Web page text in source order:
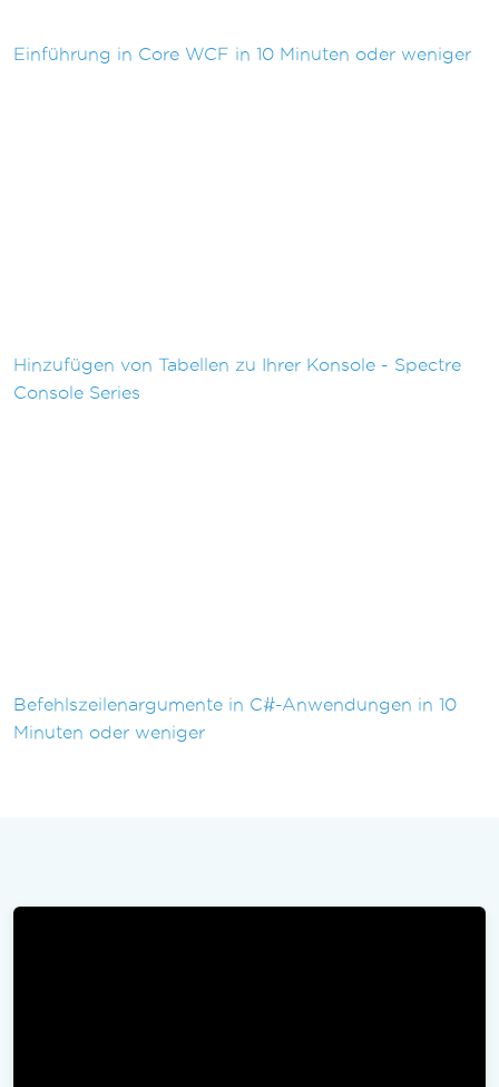
Einführung in Core WCF in 10 Minuten oder weniger
Hinzufügen von Tabellen zu Ihrer Konsole - Spectre
Console Series
Befehlszeilenargumente in C#-Anwendungen in 10
Minuten oder weniger